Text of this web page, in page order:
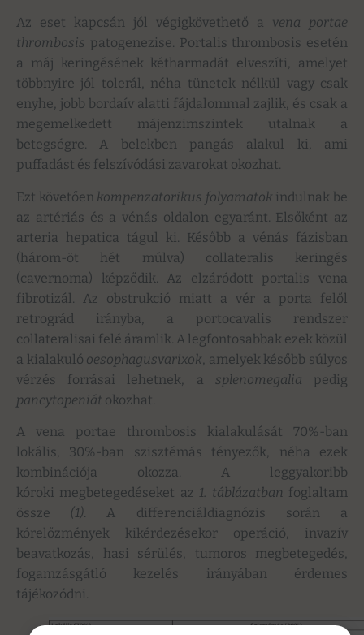
Az eset kapcsán jól végigkövethető a vena portae
thrombosis patogenezise. Portalis thrombosis esetén
a máj keringésének kétharmadát elveszíti, amelyet
többnyire jól tolerál, néha tünetek nélkül vagy csak
enyhe, jobb bordaív alatti fájdalommal zajlik, és csak a
megemelkedett májenzimszintek utalnak a
betegségre. A belekben pangás alakul ki, ami
puffadást és felszívódási zavarokat okozhat.
Ezt követően kompenzatorikus folyamatok indulnak be
az artériás és a vénás oldalon egyaránt. Elsőként az
arteria hepatica tágul ki. Később a vénás fázisban
(három-öt hét múlva) collateralis keringés
(cavernoma) képződik. Az elzáródott portalis vena
fibrotizál. Az obstrukció miatt a vér a porta felől
retrográd irányba, a portocavalis rendszer
collateralisai felé áramlik. A legfontosabbak ezek közül
a kialakuló oesophagusvarixok, amelyek később súlyos
vérzés forrásai lehetnek, a splenomegalia pedig
pancytopeniát okozhat.
A vena portae thrombosis kialakulását 70%-ban
lokális, 30%-ban szisztémás tényezők, néha ezek
kombinációja okozza. A leggyakoribb
kóroki megbetegedéseket az 1. táblázatban foglaltam
össze (1). A differenciáldiagnózis során a
kórelőzmények kikérdezésekor operáció, invazív
beavatkozás, hasi sérülés, tumoros megbetegedés,
fogamzásgátló kezelés irányában érdemes
tájékozódni.